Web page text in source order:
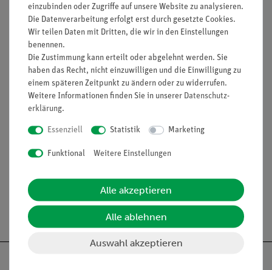
minimale Vorbereitungszeit
lichtstarke Halogenleuchte
einfaches Lehren durch Einsatz der Demo-Tafel Physik
ideale Ergänzung zu analogen Schülerversuchen durch
direkt vergleichbare Geräte
Media / Downloads
Versandkostenfrei ab 300,- €
einzubinden oder Zugriffe auf unsere Website zu analysieren.
Die Datenverarbeitung erfolgt erst durch gesetzte Cookies.
Wir teilen Daten mit Dritten, die wir in den Einstellungen
benennen.
Die Zustimmung kann erteilt oder abgelehnt werden. Sie
haben das Recht, nicht einzuwilligen und die Einwilligung zu
einem späteren Zeitpunkt zu ändern oder zu widerrufen.
Weitere Informationen finden Sie in unserer Daten­schutz­
erklärung.
Essenziell Statistik Marketing
Funktional Weitere Einstellungen
Alle akzeptieren
Alle ablehnen
Auswahl akzeptieren